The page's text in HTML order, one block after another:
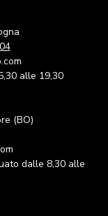
alle 19,30
(BO)
dalle 8,30 alle